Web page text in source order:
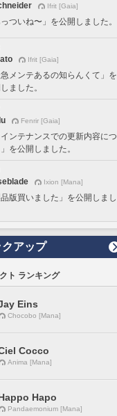
Ifrit [Gaia]
っついね〜」を公開しました。
Ifrit [Gaia]
急メンテあるの知らんくて」を
ました。
Fenrir [Gaia]
インテナンスでの更新内容につ
を公開しました。
Ixion [Mana]
品版買いました」を公開しまし
アップ
ト ランキング
Eins
Chocobo [Mana]
Cocco
Anima [Mana]
Hapo
Pandaemonium [Mana]